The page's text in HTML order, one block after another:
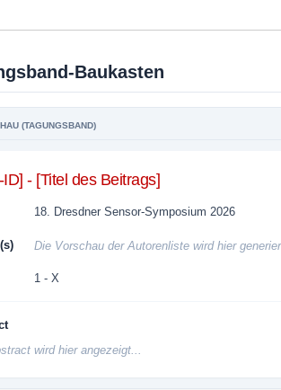
Baukasten
(TAGUNGSBAND)
ID] - [Titel des Beitrags]
18. Dresdner Sensor-Symposium 2026
Die Vorschau der Autorenliste wird hier
1 - X
wird hier angezeigt...